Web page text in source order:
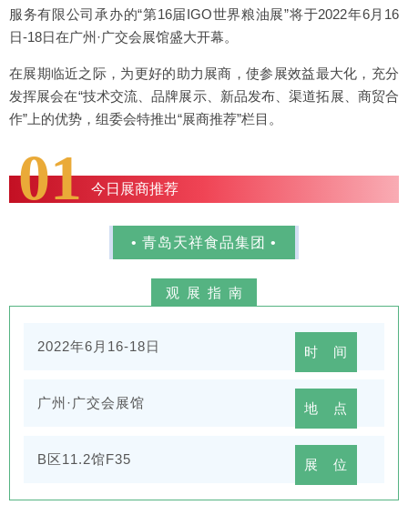
服务有限公司承办的“第16届IGO世界粮油展”将于2022年6月16
日-18日在广州·广交会展馆盛大开幕。
在展期临近之际，为更好的助力展商，使参展效益最大化，充分
发挥展会在“技术交流、品牌展示、新品发布、渠道拓展、商贸合
作”上的优势，组委会特推出“展商推荐”栏目。
01 今日展商推荐
• 青岛天祥食品集团 •
观展指南
时 间
2022年6月16-18日
地 点
广州·广交会展馆
展 位
B区11.2馆F35